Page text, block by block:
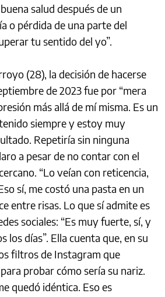
salud después de un
o pérdida de una parte del
tu sentido del yo”.
(28), la decisión de hacerse
de 2023 fue por “mera
más allá de mí misma. Es un
siempre y estoy muy
Repetiría sin ninguna
a pesar de no contar con el
“Lo veían con reticencia,
sí, me costó una pasta en un
entre risas. Lo que sí admite es
sociales: “Es muy fuerte, sí, y
los días”. Ella cuenta que, en su
filtros de Instagram que
probar cómo sería su nariz.
quedó idéntica. Eso es